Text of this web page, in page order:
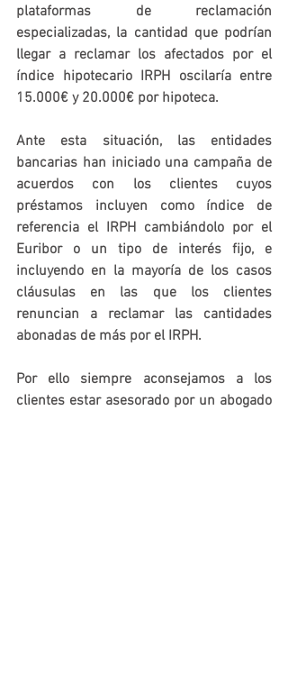
plataformas de reclamación
especializadas, la cantidad que podrían
llegar a reclamar los afectados por el
índice hipotecario IRPH oscilaría entre
15.000€ y 20.000€ por hipoteca.
Ante esta situación, las entidades
bancarias han iniciado una campaña de
acuerdos con los clientes cuyos
préstamos incluyen como índice de
referencia el IRPH cambiándolo por el
Euribor o un tipo de interés fijo, e
incluyendo en la mayoría de los casos
cláusulas en las que los clientes
renuncian a reclamar las cantidades
abonadas de más por el IRPH.
Por ello siempre aconsejamos a los
clientes estar asesorado por un abogado